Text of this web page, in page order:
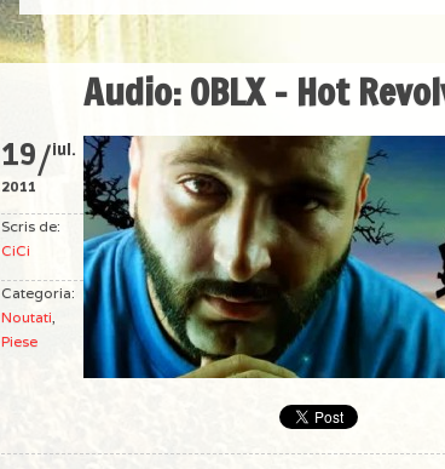
Audio: OBLX – Hot
19/iul.
2011
Scris de:
CiCi
Categoria:
Noutati,
Piese